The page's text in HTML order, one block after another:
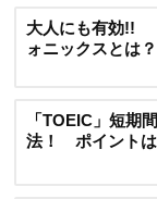
大人にも有効!!
ォニックスとは？
「TOEIC」短期
法！ ポイント